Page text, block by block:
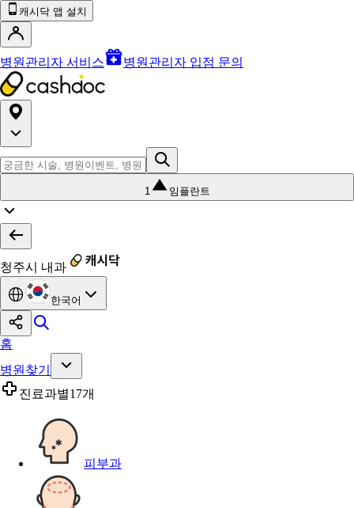
캐시닥 앱 설치
병원관리자 서비스 병원관리자 입점 문의
1 임플란트
청주시 내과
한국어
홈
병원찾기
진료과별17개
피부과